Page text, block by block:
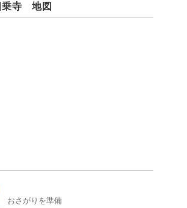
寺 地図
おさがりを準備